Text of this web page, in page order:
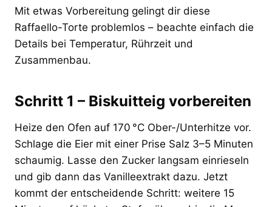
Mit etwas Vorbereitung gelingt dir diese
Raffaello-Torte problemlos – beachte einfach die
Details bei Temperatur, Rührzeit und
Zusammenbau.
Schritt 1 – Biskuitteig vorbereiten
Heize den Ofen auf 170 °C Ober-/Unterhitze vor.
Schlage die Eier mit einer Prise Salz 3–5 Minuten
schaumig. Lasse den Zucker langsam einrieseln
und gib dann das Vanilleextrakt dazu. Jetzt
kommt der entscheidende Schritt: weitere 15